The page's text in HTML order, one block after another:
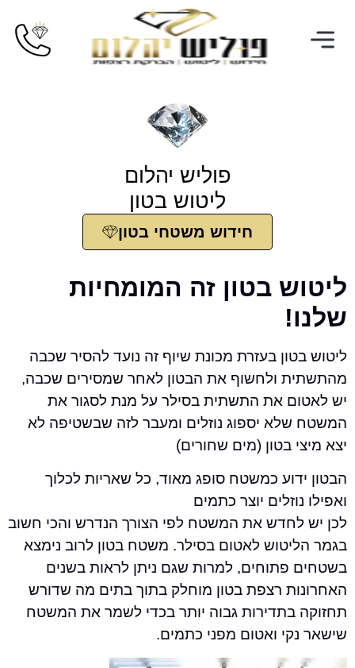
פוליש יהלום
ליטוש בטון
חידוש משטחי בטון
בטון זה המומחיות
בעזרת מכונת שיוף זה נועד להסיר שכבה
ולחשוף את הבטוןלאחר שמסירים שכבה,
את התשתית בסילר על מנת לסגור את
שלא יספוג נוזלים ומעבר לזה שבשטיפה לא
בטון (מים שחורים)
כמשטח סופג מאוד, כל שאריות לכלוך
יוצר כתמים
את המשטח לפי הצורך הנדרש והכי חשוב
לאטום בסילר. משטחבטון לרוב נימצא
למרות שגם ניתן לראות בשנים
רצפתבטון מוחלק בתוך בתים מה שדורש
גבוה יותר בכדי לשמראת המשטח
ואטום מפני כתמים.